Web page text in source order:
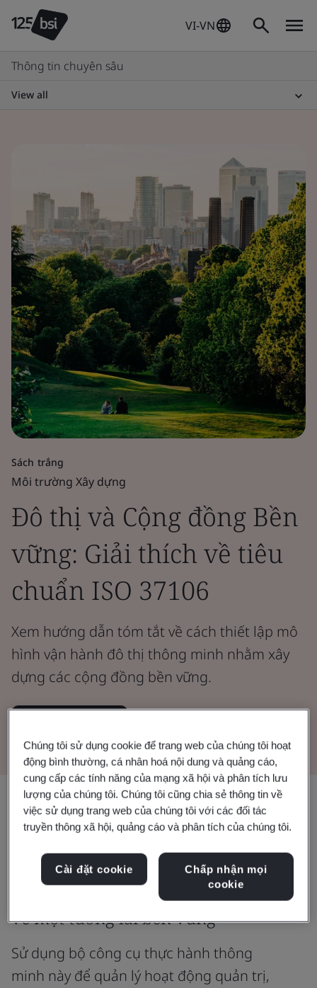
VI-VN
Thông tin chuyên sâu
View all
Sách trắng
Môi trường Xây dựng
Đô thị và Cộng đồng Bền
vững: Giải thích về tiêu
chuẩn ISO 37106
Xem hướng dẫn tóm tắt về cách thiết lập mô
hình vận hành đô thị thông minh nhằm xây
dựng các cộng đồng bền vững.
Chia sẻ:
Tiêu chuẩn ISO 37106 giúp các
thành phố hiện thực hóa tầm nhìn
về một tương lai bền vững
Sử dụng bộ công cụ thực hành thông
minh này để quản lý hoạt động quản trị,
Chúng tôi sử dụng cookie để trang web của chúng tôi hoạt
động bình thường, cá nhân hoá nội dung và quảng cáo,
cung cấp các tính năng của mạng xã hội và phân tích lưu
lượng của chúng tôi. Chúng tôi cũng chia sẻ thông tin về
việc sử dụng trang web của chúng tôi với các đối tác
truyền thông xã hội, quảng cáo và phân tích của chúng tôi.
Cài đặt cookie
Chấp nhận mọi
cookie